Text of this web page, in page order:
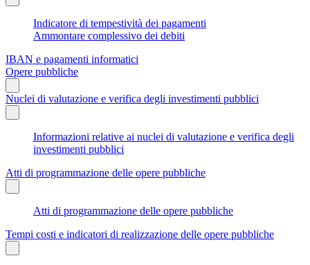
Indicatore di tempestività dei pagamenti
Ammontare complessivo dei debiti
IBAN e pagamenti informatici
Opere pubbliche
Nuclei di valutazione e verifica degli investimenti pubblici
Informazioni relative ai nuclei di valutazione e verifica degli
investimenti pubblici
Atti di programmazione delle opere pubbliche
Atti di programmazione delle opere pubbliche
Tempi costi e indicatori di realizzazione delle opere pubbliche